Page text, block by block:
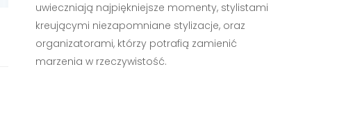
uwieczniają najpiękniejsze momenty, stylistami
kreującymi niezapomniane stylizacje, oraz
organizatorami, którzy potrafią zamienić
marzenia w rzeczywistość.